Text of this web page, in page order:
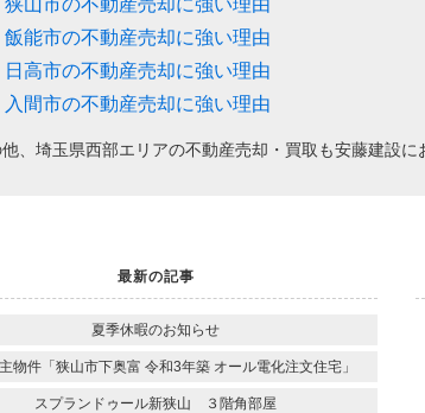
狭山市の不動産売却に強い理由
飯能市の不動産売却に強い理由
日高市の不動産売却に強い理由
入間市の不動産売却に強い理由
、埼玉県西部エリアの不動産売却・買取も安藤建設に
最新の記事
夏季休暇のお知らせ
物件「狭山市下奥富 令和3年築 オール電化注文住宅」
スプランドゥール新狭山 ３階角部屋